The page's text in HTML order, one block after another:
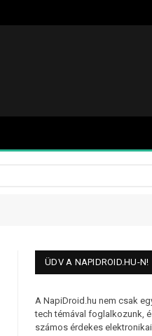
ÜDV A NAPIDROID.HU-N!
A NapiDroid.hu nem csak
tech témával foglalkozunk,
számos érdekes